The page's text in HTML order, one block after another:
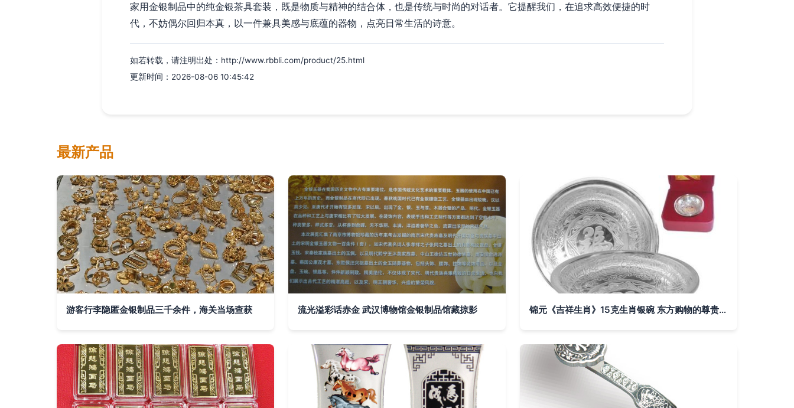
家用金银制品中的纯金银茶具套装，既是物质与精神的结合体，也是传统与时尚的对话者。它提醒我们，在追求高效便捷的时
代，不妨偶尔回归本真，以一件兼具美感与底蕴的器物，点亮日常生活的诗意。
如若转载，请注明出处：http://www.rbbli.com/product/25.html
更新时间：2026-08-06 10:45:42
最新产品
游客行李隐匿金银制品三千余件，海关当场查获 流光溢彩话赤金 武汉博物馆金银制品馆藏掠影 锦元《吉祥生肖》15克生肖银碗 东方购物的尊贵收藏之选